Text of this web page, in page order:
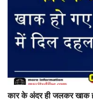
कार के अंदर ही जलकर खाक